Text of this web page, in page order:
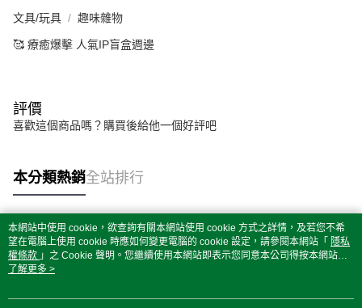
文具/玩具 趣味雜物
🥰 療癒爆擊 人氣IP盲盒週邊
評價
喜歡這個商品嗎？購買後給他一個好評吧
本分類熱銷全站排行
熱門標籤
本網站中使用 cookie，欲查詢有關本網站使用 cookie 方式之詳情，及若您不希
望在電腦上使用 cookie 時應如何變更電腦的 cookie 設定，請參閱本網站「 隱私
權條款 」之 Cookie 聲明。您繼續使用本網站即表示您同意本公司得按本網站使
用條款之 Cookie 聲明使用 cookie。
了解更多 >